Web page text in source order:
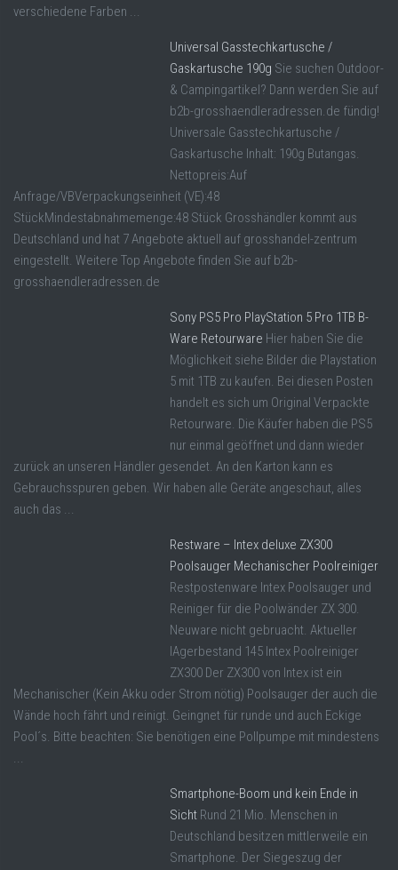
verschiedene Farben ...
Universal Gasstechkartusche /
Gaskartusche 190g Sie suchen Outdoor-
& Campingartikel? Dann werden Sie auf
b2b-grosshaendleradressen.de fündig!
Universale Gasstechkartusche /
Gaskartusche Inhalt: 190g Butangas.
Nettopreis:Auf
Anfrage/VBVerpackungseinheit (VE):48
StückMindestabnahmemenge:48 Stück Grosshändler kommt aus
Deutschland und hat 7 Angebote aktuell auf grosshandel-zentrum
eingestellt. Weitere Top Angebote finden Sie auf b2b-
grosshaendleradressen.de
Sony PS5 Pro PlayStation 5 Pro 1TB B-
Ware Retourware Hier haben Sie die
Möglichkeit siehe Bilder die Playstation
5 mit 1TB zu kaufen. Bei diesen Posten
handelt es sich um Original Verpackte
Retourware. Die Käufer haben die PS5
nur einmal geöffnet und dann wieder
zurück an unseren Händler gesendet. An den Karton kann es
Gebrauchsspuren geben. Wir haben alle Geräte angeschaut, alles
auch das ...
Restware – Intex deluxe ZX300
Poolsauger Mechanischer Poolreiniger
Restpostenware Intex Poolsauger und
Reiniger für die Poolwänder ZX 300.
Neuware nicht gebruacht. Aktueller
lAgerbestand 145 Intex Poolreiniger
ZX300 Der ZX300 von Intex ist ein
Mechanischer (Kein Akku oder Strom nötig) Poolsauger der auch die
Wände hoch fährt und reinigt. Geingnet für runde und auch Eckige
Pool´s. Bitte beachten: Sie benötigen eine Pollpumpe mit mindestens
...
Smartphone-Boom und kein Ende in
Sicht Rund 21 Mio. Menschen in
Deutschland besitzen mittlerweile ein
Smartphone. Der Siegeszug der